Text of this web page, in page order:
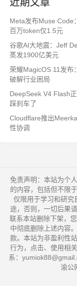
Meta发布Muse Code
百万token仅1.5元
谷歌AI大地震：Jeff
蒸发1900亿美元
荣耀MagicOS 11发布
破解行业困局
DeepSeek V4 Flash
踩刹车了
Cloudflare推出
性协调
免责声明：本站为个
的内容，包括但不限
仅限用于学习和研究
途，否则，一切后果
联系本站删除下架，
中彻底删除上述内容
款。本站为非盈利性
行为，点击、使用相
系：
渝公